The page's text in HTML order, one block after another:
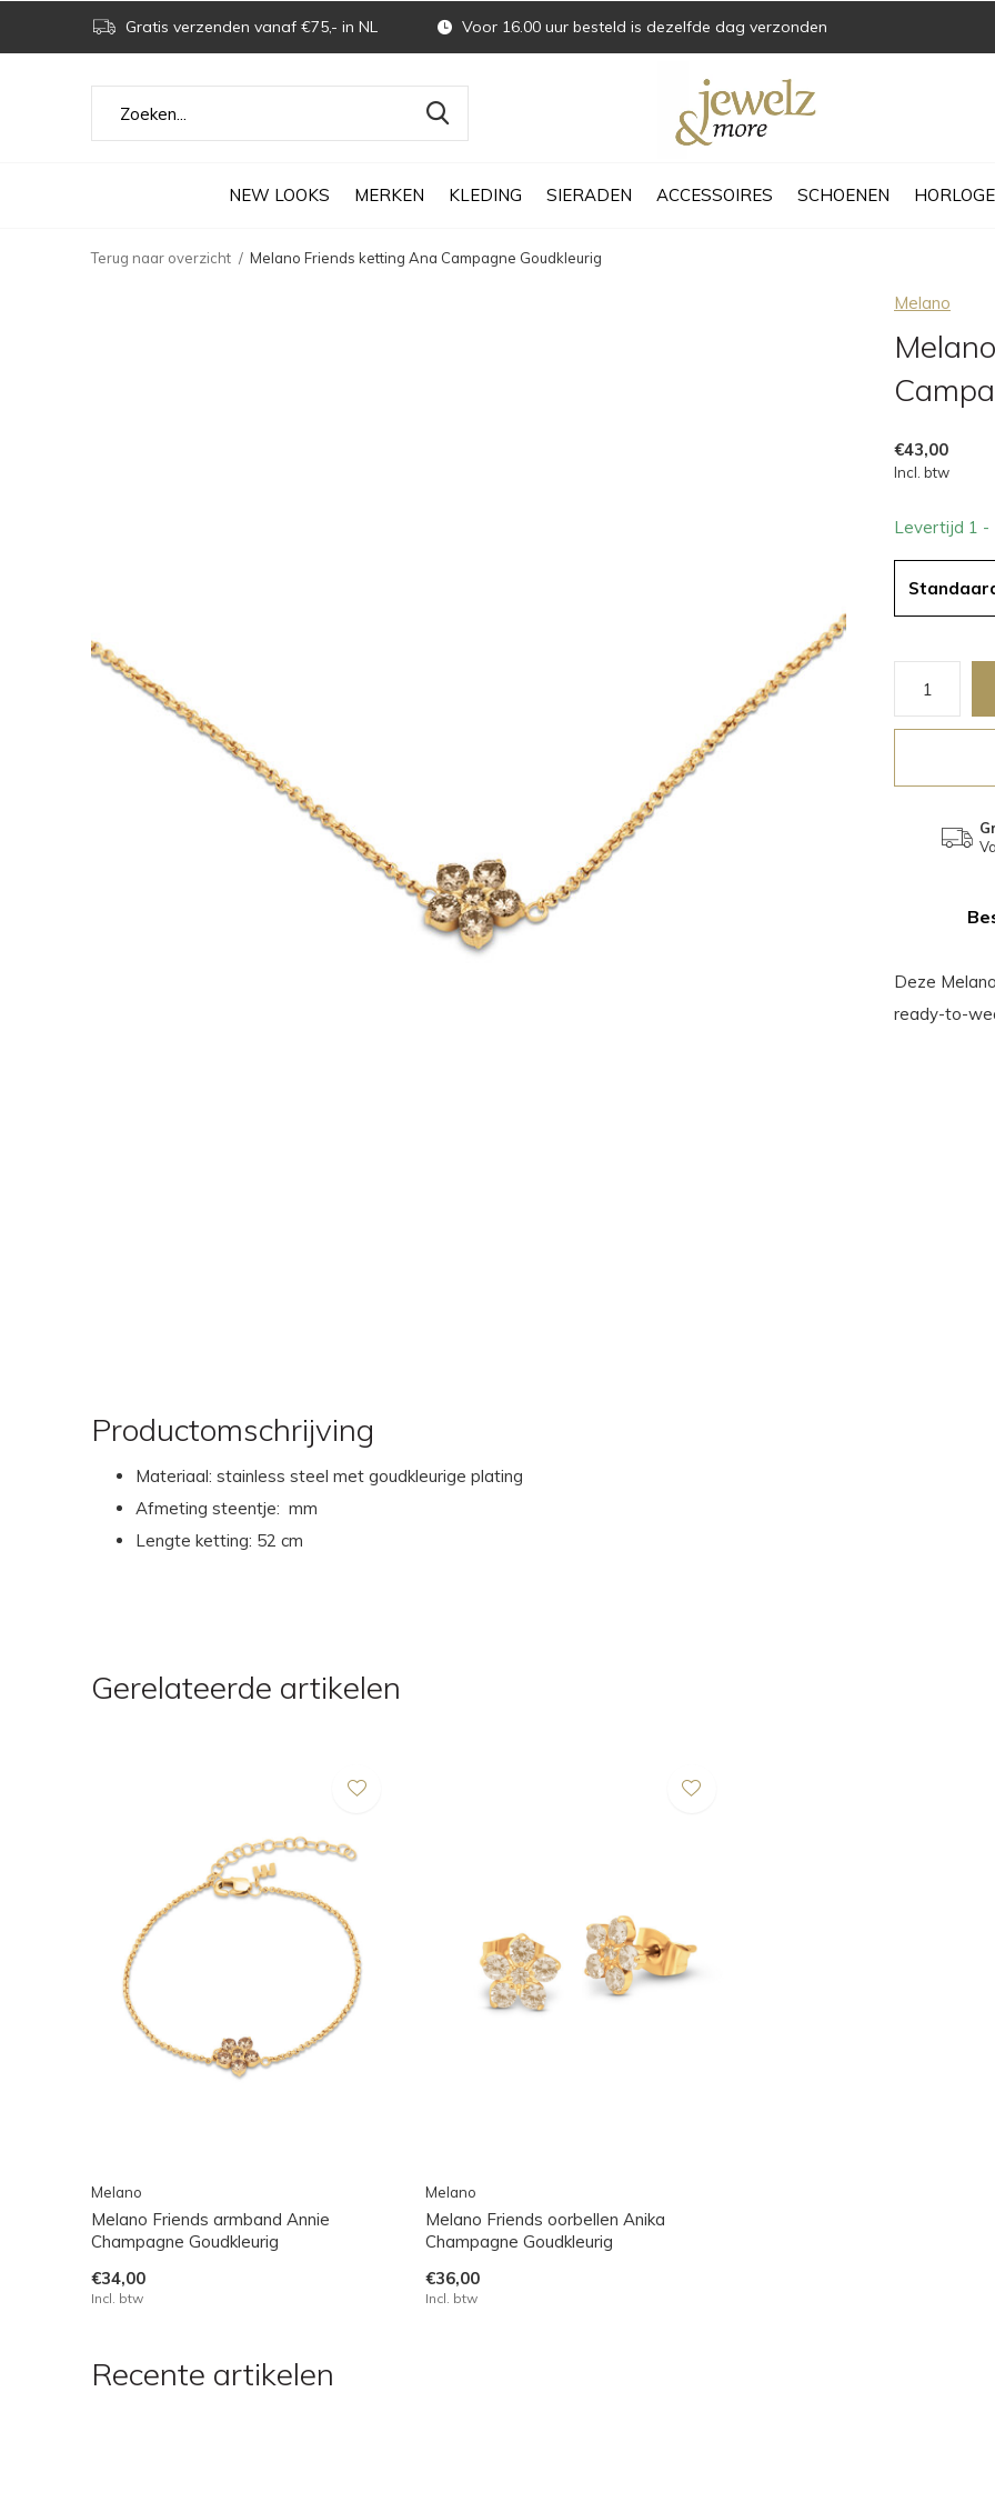
NEW LOOKS MERKEN KLEDING SIERADEN ACCESSOIRES SCHOENEN
Gratis verzenden vanaf €75,- in NL Voor 16.00 uur besteld is dezelfde dag verzonden
Terug naar overzicht Melano Friends ketting Ana Campagne Goudkleurig
Melano
€43,00
Incl. btw
Levertijd 1 -
Deze
ready-to-
Productomschrijving
Materiaal: stainless steel met goudkleurige plating
Afmeting steentje: mm
Lengte ketting: 52 cm
Gerelateerde artikelen
Melano
Melano Friends armband Annie
Champagne Goudkleurig
€34,00
Incl. btw
Melano
Melano Friends oorbellen Anika
Champagne Goudkleurig
€36,00
Incl. btw
Recente artikelen